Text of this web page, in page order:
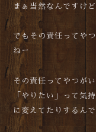
まぁ当然なんですけど
でもその責任ってや
ねー
その責任ってやつが
「やりたい」って気
に変えてたりするんで